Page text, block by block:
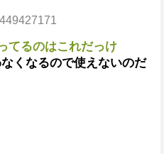
てるのはこれだっけ
くなるので使えないのだ